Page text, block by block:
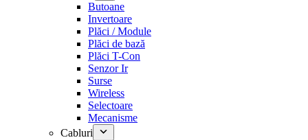
Butoane
Invertoare
Plăci / Module
Plăci de bază
Plăci T-Con
Senzor Ir
Surse
Wireless
Selectoare
Mecanisme
Cabluri